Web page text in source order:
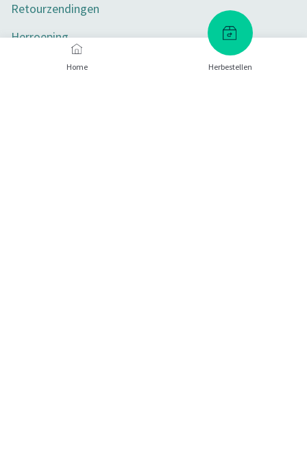
Home Herbestellen
Retourzendingen
Herroeping
Toegankelijkheid